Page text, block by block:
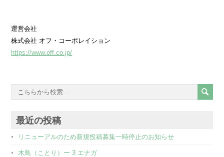
運営会社
株式会社 オフ・コーポレイション
https://www.off.co.jp/
最近の投稿
リニューアルのため新規投稿募集一時停止のお知らせ
木鳥（ことり）ー 3 エナガ